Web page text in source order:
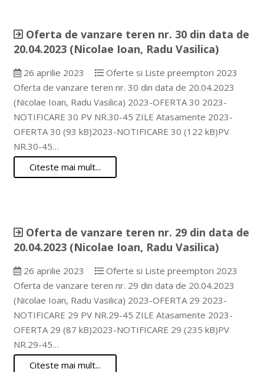
Oferta de vanzare teren nr. 30 din data de
20.04.2023 (Nicolae Ioan, Radu Vasilica)
26 aprilie 2023
Oferte si Liste preemptori 2023
Oferta de vanzare teren nr. 30 din data de 20.04.2023
(Nicolae Ioan, Radu Vasilica) 2023-OFERTA 30 2023-
NOTIFICARE 30 PV NR.30-45 ZILE Atasamente 2023-
OFERTA 30 (93 kB)2023-NOTIFICARE 30 (122 kB)PV
NR.30-45…
Citeste mai mult...
Oferta de vanzare teren nr. 29 din data de
20.04.2023 (Nicolae Ioan, Radu Vasilica)
26 aprilie 2023
Oferte si Liste preemptori 2023
Oferta de vanzare teren nr. 29 din data de 20.04.2023
(Nicolae Ioan, Radu Vasilica) 2023-OFERTA 29 2023-
NOTIFICARE 29 PV NR.29-45 ZILE Atasamente 2023-
OFERTA 29 (87 kB)2023-NOTIFICARE 29 (235 kB)PV
NR.29-45…
Citeste mai mult...